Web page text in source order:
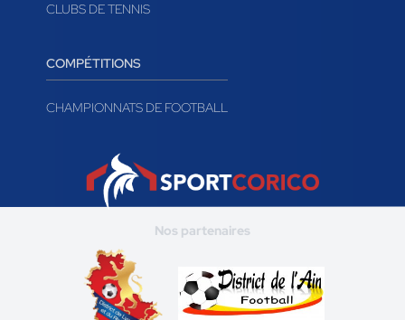
CLUBS DE TENNIS
COMPÉTITIONS
CHAMPIONNATS DE FOOTBALL
Nos partenaires